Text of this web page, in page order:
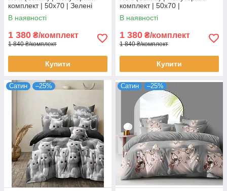
комплект | 50х70 | Зелені
дерева на білому
В наявності
1 380 ₴/комплект
1 840 ₴/комплект
Купити
комплект | 50х70 |
Різнокольорова абстракція на
світлому
В наявності
1 380 ₴/комплект
1 840 ₴/комплект
Купити
Сатин –25% Сатин –25%